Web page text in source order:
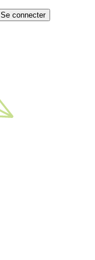
Se connecter